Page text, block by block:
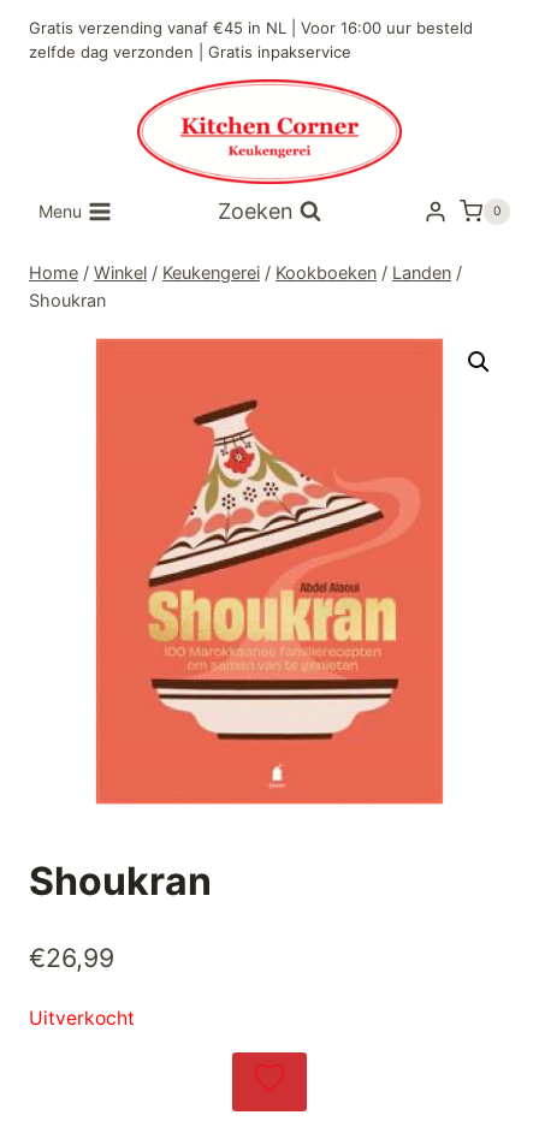
naar
Gratis verzending vanaf €45 in NL | Voor 16:00 uur besteld
zelfde dag verzonden | Gratis inpakservice
Menu Zoeken 0
Home / Winkel / Keukengerei / Kookboeken / Landen /
Shoukran
Shoukran
€26,99
Uitverkocht